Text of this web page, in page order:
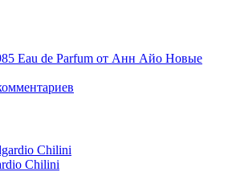
Eau de Parfum от Анн Айо Новые
Chilini
Chilini